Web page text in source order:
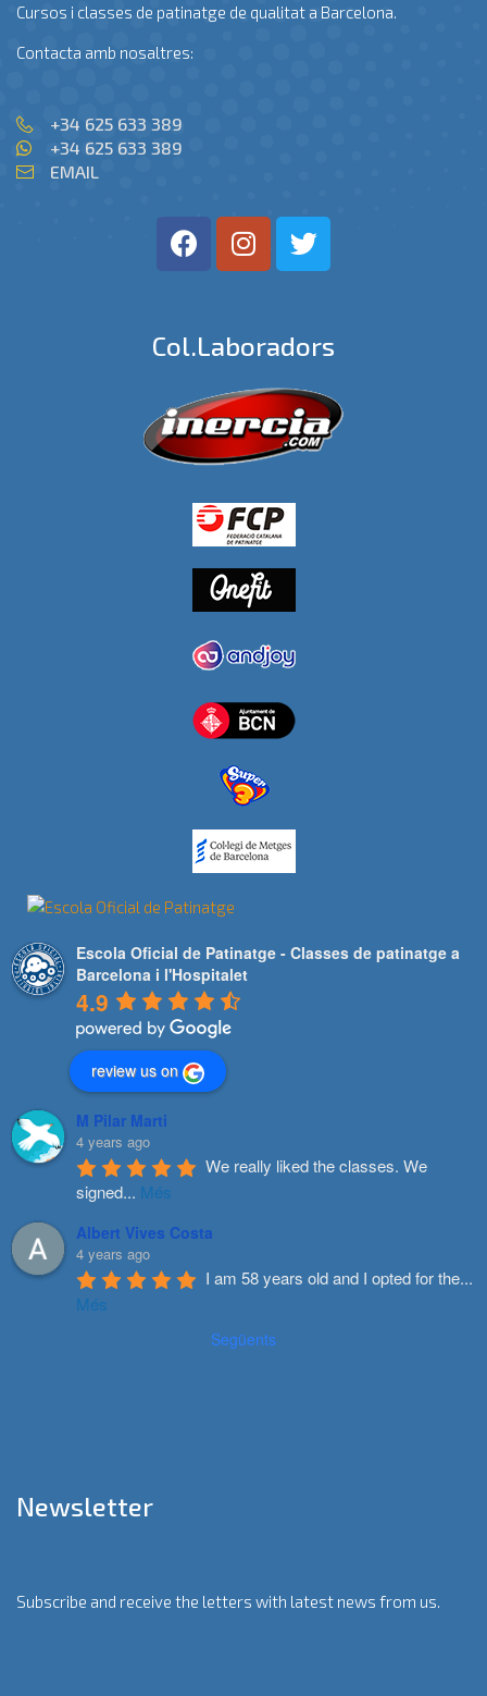
Cursos i classes de patinatge de qualitat a Barcelona.
Contacta amb nosaltres:
+34 625 633 389
+34 625 633 389
EMAIL
Col.laboradors
Escola Oficial de Patinatge - Classes de patinatge a
Barcelona i l'Hospitalet
4.9
review us on
M Pilar Marti
4 years ago
We really liked the classes. We
signed... Més
Albert Vives Costa
4 years ago
I am 58 years old and I opted for the...
Més
Següents
Newsletter
Subscribe and receive the letters with latest news from us.